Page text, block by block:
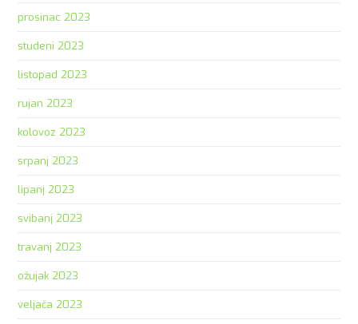
prosinac 2023
studeni 2023
listopad 2023
rujan 2023
kolovoz 2023
srpanj 2023
lipanj 2023
svibanj 2023
travanj 2023
ožujak 2023
veljača 2023